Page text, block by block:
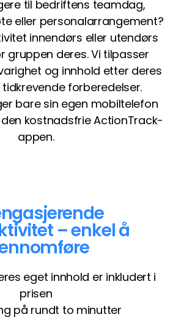
til bedriftens teamdag,
eller personalarrangement?
innendørs eller utendørs
gruppen deres. Vi tilpasser
og innhold etter deres
forberedelser.
bare sin egen mobiltelefon
kostnadsfrie ActionTrack-
appen.
– enkel å
eget innhold er inkludert i
prisen
på rundt to minutter